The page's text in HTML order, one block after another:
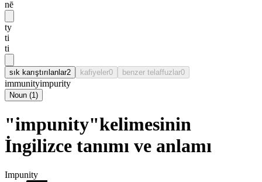
nē
ty
ti
ti
sık karıştırılanlar2 kafiyeler0 benzer telaffuzlar0
immunityimpurity
Noun (1)
"impunity"kelimesinin
İngilizce tanımı ve anlamı
Impunity